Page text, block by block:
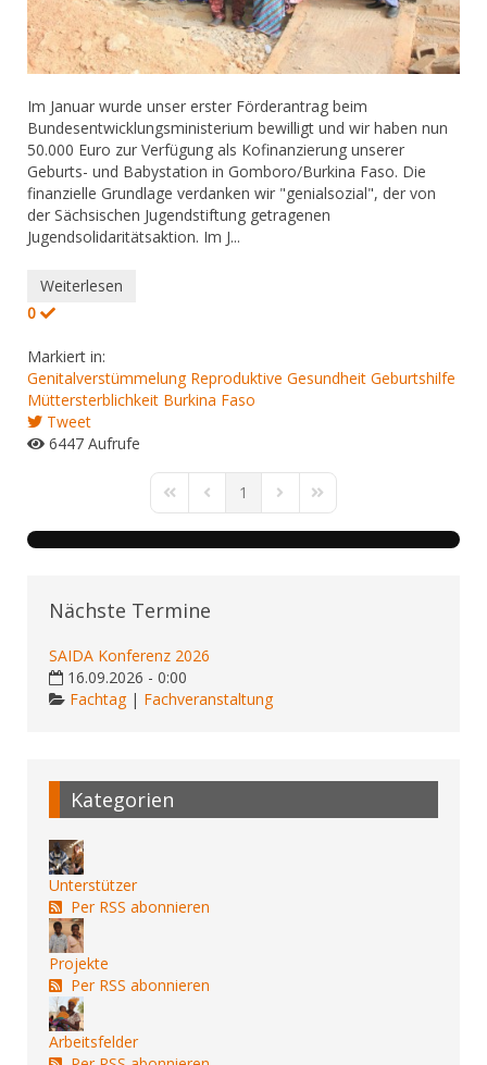
​Im Januar wurde unser erster Förderantrag beim
Bundesentwicklungsministerium bewilligt und wir haben nun
50.000 Euro zur Verfügung als Kofinanzierung unserer
Geburts- und Babystation in Gomboro/Burkina Faso. Die
finanzielle Grundlage verdanken wir "genialsozial", der von
der Sächsischen Jugendstiftung getragenen
Jugendsolidaritätsaktion. Im J...
Weiterlesen
0
Markiert in:
Genitalverstümmelung Reproduktive Gesundheit Geburtshilfe
Müttersterblichkeit Burkina Faso
Tweet
6447 Aufrufe
First PagePrevious Page
1 Next PageLast Page
Nächste Termine
SAIDA Konferenz 2026
16.09.2026 - 0:00
Fachtag | Fachveranstaltung
Kategorien
Unterstützer
Per RSS abonnieren
Projekte
Per RSS abonnieren
Arbeitsfelder